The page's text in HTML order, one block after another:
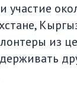
участие
из